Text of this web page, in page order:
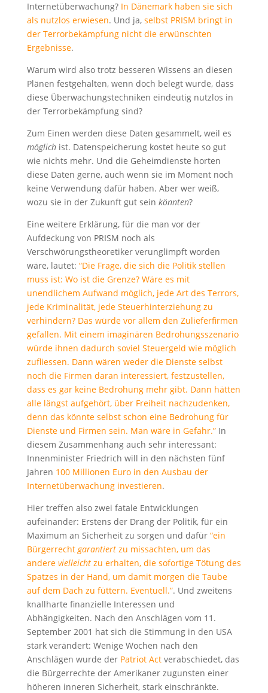
Internetüberwachung? In Dänemark haben sie sich
als nutzlos erwiesen. Und ja, selbst PRISM bringt in
der Terrorbekämpfung nicht die erwünschten
Ergebnisse.
Warum wird also trotz besseren Wissens an diesen
Plänen festgehalten, wenn doch belegt wurde, dass
diese Überwachungstechniken eindeutig nutzlos in
der Terrorbekämpfung sind?
Zum Einen werden diese Daten gesammelt, weil es
möglichist. Datenspeicherung kostet heute so gut
wie nichts mehr. Und die Geheimdienste horten
diese Daten gerne, auch wenn sie im Moment noch
keine Verwendung dafür haben. Aber wer weiß,
wozu sie in der Zukunft gut sein könnten?
Eine weitere Erklärung, für die man vor der
Aufdeckung von PRISM noch als
Verschwörungstheoretiker verunglimpft worden
wäre, lautet: “Die Frage, die sich die Politik stellen
muss ist: Wo ist die Grenze? Wäre es mit
unendlichem Aufwand möglich, jede Art des Terrors,
jede Kriminalität, jede Steuerhinterziehung zu
verhindern? Das würde vor allem den Zulieferfirmen
gefallen. Mit einem imaginären Bedrohungsszenario
würde ihnen dadurch soviel Steuergeld wie möglich
zufliessen. Dann wären weder die Dienste selbst
noch die Firmen daran interessiert, festzustellen,
dass es gar keine Bedrohung mehr gibt. Dann hätten
alle längst aufgehört, über Freiheit nachzudenken,
denn das könnte selbst schon eine Bedrohung für
Dienste und Firmen sein. Man wäre in Gefahr.”In
diesem Zusammenhang auch sehr interessant:
Innenminister Friedrich will in den nächsten fünf
Jahren 100 Millionen Euro in den Ausbau der
Internetüberwachung investieren.
Hier treffen also zwei fatale Entwicklungen
aufeinander: Erstens der Drang der Politik, für ein
Maximum an Sicherheit zu sorgen und dafür “ein
Bürgerrechtgarantiertzu missachten, um das
andere vielleichtzu erhalten, die sofortige Tötung des
Spatzes in der Hand, um damit morgen die Taube
auf dem Dach zu füttern. Eventuell.”. Und zweitens
knallharte finanzielle Interessen und
Abhängigkeiten. Nach den Anschlägen vom 11.
September 2001 hat sich die Stimmung in den USA
stark verändert: Wenige Wochen nach den
Anschlägen wurde der Patriot Actverabschiedet, das
die Bürgerrechte der Amerikaner zugunsten einer
höheren inneren Sicherheit, stark einschränkte.